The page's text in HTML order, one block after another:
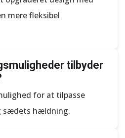
mere fleksibel
tilbyder
for at tilpasse
sædets hældning.